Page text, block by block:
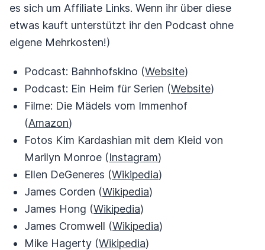
es sich um Affiliate Links. Wenn ihr über diese
etwas kauft unterstützt ihr den Podcast ohne
eigene Mehrkosten!)
Podcast: Bahnhofskino (Website)
Podcast: Ein Heim für Serien (Website)
Filme: Die Mädels vom Immenhof
(Amazon)
Fotos Kim Kardashian mit dem Kleid von
Marilyn Monroe (Instagram)
Ellen DeGeneres (Wikipedia)
James Corden (Wikipedia)
James Hong (Wikipedia)
James Cromwell (Wikipedia)
Mike Hagerty (Wikipedia)